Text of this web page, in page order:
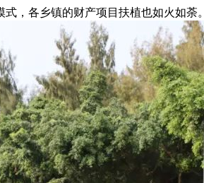
，各乡镇的财产项目扶植也如火如荼。